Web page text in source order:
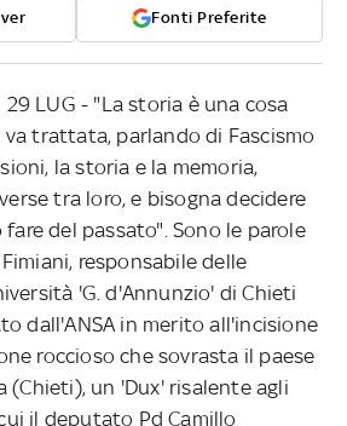
Fonti Preferite
29 LUG - "La storia è una cosa
va trattata, parlando di Fascismo
la storia e la memoria,
tra loro, e bisogna decidere
del passato". Sono le parole
responsabile delle
'G. d'Annunzio' di Chieti
dall'ANSA in merito all'incisione
roccioso che sovrasta il paese
(Chieti), un 'Dux' risalente agli
il deputato Pd Camillo